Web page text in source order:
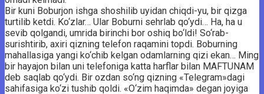
Bir kuni Boburjon ishga shoshilib uyidan chiqdi-yu, bir qizga
turtilib ketdi. Ko‘zlar… Ular Boburni sehrlab qo‘ydi… Ha, ha u
sevib qolgandi, umrida birinchi bor oshiq bo‘ldi! So‘rab-
surishtirib, axiri qizning telefon raqamini topdi. Boburning
mahallasiga yangi ko‘chib kelgan odamlarning qizi ekan… Ming
bir hayajon bilan uni telefoniga katta harflar bilan MAFTUNAM
deb saqlab qo‘ydi. Bir ozdan so‘ng qizning «Telegram»dagi
sahifasiga ko‘zi tushib qoldi. «O‘zim haqimda» degan joyiga